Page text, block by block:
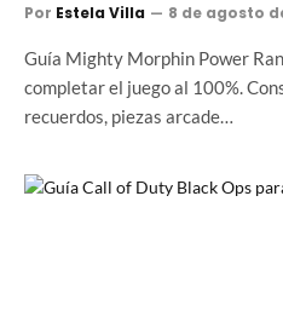
Por Estela Villa 8 de agosto
Guía Mighty Morphin Power
completar el juego al 100%.
recuerdos, piezas arcade…